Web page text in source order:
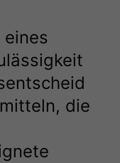
die